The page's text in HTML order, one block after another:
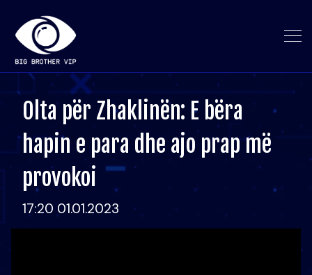
Olta për Zhaklinën: E bëra
hapin e para dhe ajo prap më
provokoi
17:20 01.01.2023